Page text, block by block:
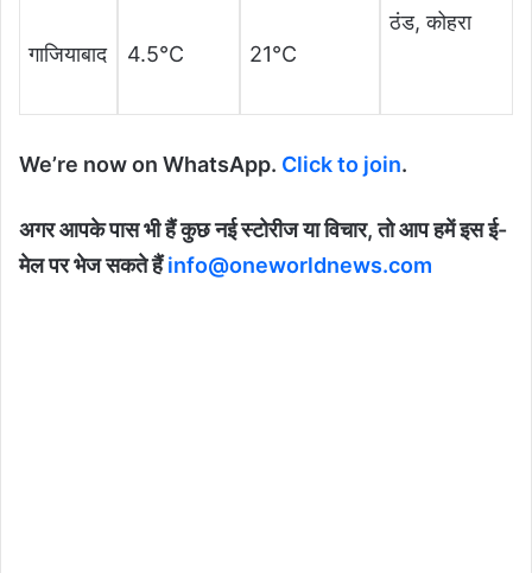
गाजियाबाद 4.5°C 21°C
ठंड, कोहरा
We’re now on WhatsApp. Click to join.
अगर आपके पास भी हैं कुछ नई स्टोरीज या विचार, तो आप हमें इस ई-
मेल पर भेज सकते हैंinfo@oneworldnews.com